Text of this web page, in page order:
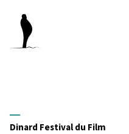
Dinard Festival du Film